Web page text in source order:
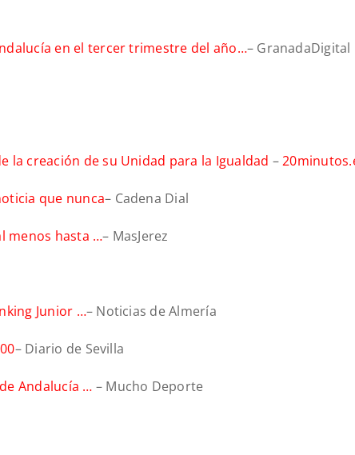
en el tercer trimestre del año…– GranadaDigital
la creación de su Unidad para la Igualdad –
que nunca– Cadena Dial
menos hasta …– MasJerez
Junior …– Noticias de Almería
– Diario de Sevilla
Andalucía … – Mucho Deporte